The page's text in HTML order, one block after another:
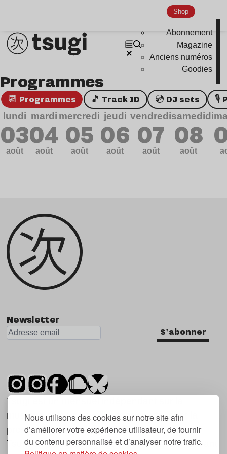
Nous utilisons des cookies sur notre site afin
d’améliorer votre expérience utilisateur, de fournir
du contenu personnalisé et d’analyser notre trafic.
Shop
Abonnement
Magazine
Anciens numéros
Goodies
House
Techno
Pop
Ambient
Disco
Hardcore
Global Club
Programmes
📆 Programmes 🎵 Track ID 💿 DJ sets
lundi
03
août
mardi
04
août
mercredi
05
août
jeudi
06
août
vendredi
07
août
samedi
08
août
Newsletter
S'abonner
Tsugi est un mensuel indépendant sur la
musique et les nouvelles tendances, dont la
première parution date de 2007.
Tsugi en japonais signifie « prochain », « suivant